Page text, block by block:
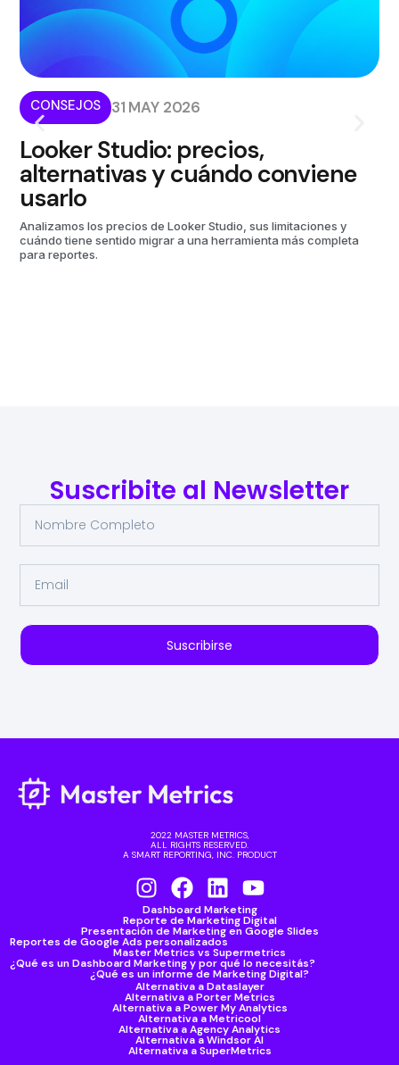
CONSEJOS 31 MAY 2026
Looker Studio: precios,
alternativas y cuándo conviene
usarlo
Analizamos los precios de Looker Studio, sus limitaciones y
cuándo tiene sentido migrar a una herramienta más completa
para reportes.
Suscribite al Newsletter
Suscribirse
2022 MASTER METRICS,
ALL RIGHTS RESERVED.
A SMART REPORTING, INC. PRODUCT
Dashboard Marketing
Reporte de Marketing Digital
Presentación de Marketing en Google Slides
Reportes de Google Ads personalizados
Master Metrics vs Supermetrics
¿Qué es un Dashboard Marketing y por qué lo necesitás?
¿Qué es un informe de Marketing Digital?
Alternativa a Dataslayer
Alternativa a Porter Metrics
Alternativa a Power My Analytics
Alternativa a Metricool
Alternativa a Agency Analytics
Alternativa a Windsor AI
Alternativa a SuperMetrics